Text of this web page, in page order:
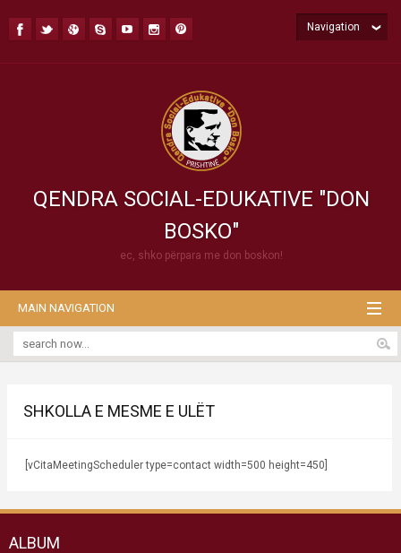
QENDRA SOCIAL-EDUKATIVE "DON
BOSKO"
ec, shko përpara me don boskon!
Navigation
MAIN NAVIGATION
SHKOLLA E MESME E ULËT
[vCitaMeetingScheduler type=contact width=500 height=450]
ALBUM